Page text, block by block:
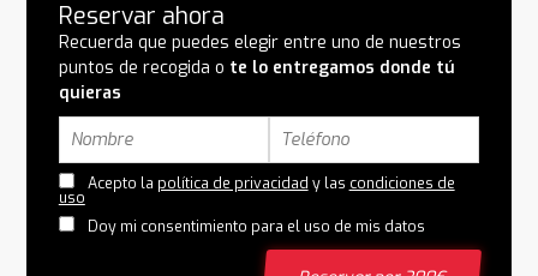
Reservar ahora
Recuerda que puedes elegir entre uno de nuestros
puntos de recogida o te lo entregamos donde tú
quieras
Acepto la política de privacidad y las condiciones de
uso
Doy mi consentimiento para el uso de mis datos